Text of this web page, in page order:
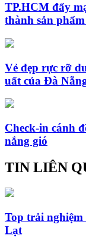
TP.HCM đẩy
thành sản
Vẻ đẹp rực rỡ
uất của Đà
Check-in cánh
nắng gió
TIN LIÊN
Top trải
Lạt